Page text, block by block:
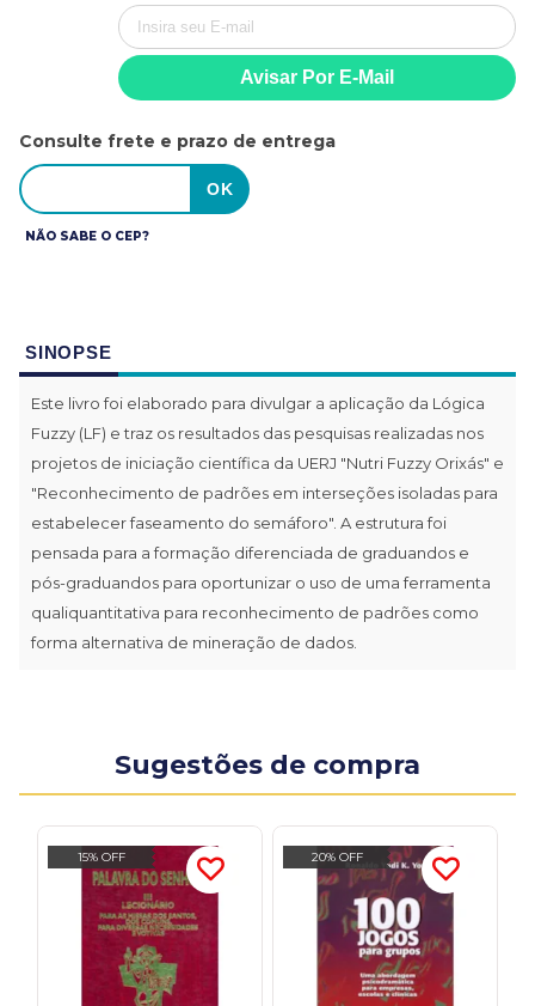
Consulte frete e prazo de entrega
NÃO SABE O CEP?
SINOPSE
Este livro foi elaborado para divulgar a aplicação da Lógica
Fuzzy (LF) e traz os resultados das pesquisas realizadas nos
projetos de iniciação científica da UERJ "Nutri Fuzzy Orixás" e
"Reconhecimento de padrões em interseções isoladas para
estabelecer faseamento do semáforo". A estrutura foi
pensada para a formação diferenciada de graduandos e
pós-graduandos para oportunizar o uso de uma ferramenta
qualiquantitativa para reconhecimento de padrões como
forma alternativa de mineração de dados.
Sugestões de compra
15% OFF 20% OFF